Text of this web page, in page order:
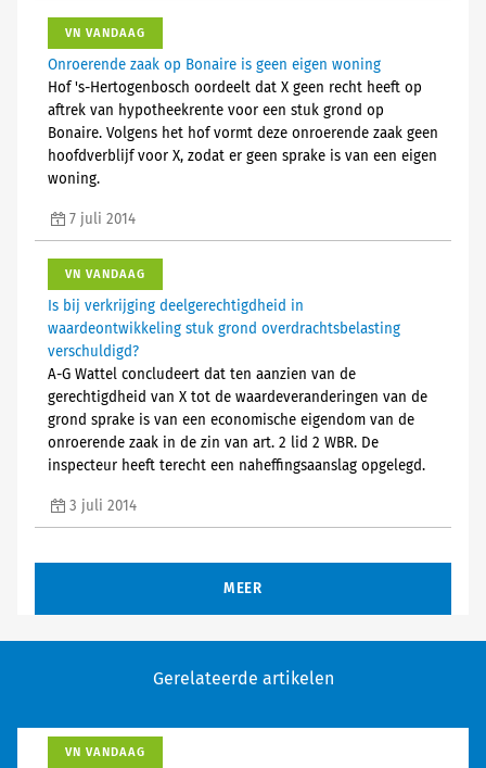
VN VANDAAG
Onroerende zaak op Bonaire is geen eigen woning
Hof 's-Hertogenbosch oordeelt dat X geen recht heeft op
aftrek van hypotheekrente voor een stuk grond op
Bonaire. Volgens het hof vormt deze onroerende zaak geen
hoofdverblijf voor X, zodat er geen sprake is van een eigen
woning.
7 juli 2014
VN VANDAAG
Is bij verkrijging deelgerechtigdheid in
waardeontwikkeling stuk grond overdrachtsbelasting
verschuldigd?
A-G Wattel concludeert dat ten aanzien van de
gerechtigdheid van X tot de waardeveranderingen van de
grond sprake is van een economische eigendom van de
onroerende zaak in de zin van art. 2 lid 2 WBR. De
inspecteur heeft terecht een naheffingsaanslag opgelegd.
3 juli 2014
MEER
Gerelateerde artikelen
VN VANDAAG